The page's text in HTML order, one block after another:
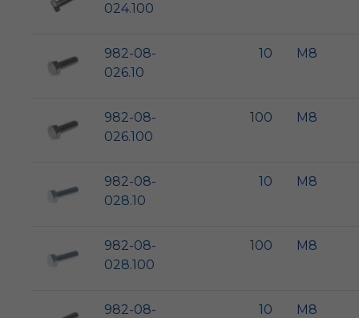
024.100
982-08-
026.10
10 M8
982-08-
026.100
100 M8
982-08-
028.10
10 M8
982-08-
028.100
100 M8
982-08-
10 M8